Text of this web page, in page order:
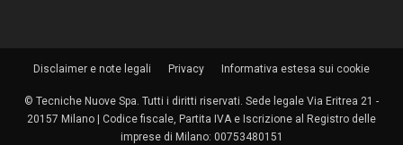
Disclaimer e note legali Privacy Informativa estesa sui cookie
© Tecniche Nuove Spa. Tutti i diritti riservati. Sede legale Via Eritrea 21 -
20157 Milano | Codice fiscale, Partita IVA e Iscrizione al Registro delle
imprese di Milano: 00753480151